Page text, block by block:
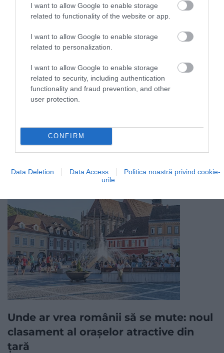
I want to allow Google to enable storage
related to functionality of the website or app.
I want to allow Google to enable storage
related to personalization.
I want to allow Google to enable storage
related to security, including authentication
functionality and fraud prevention, and other
user protection.
CONFIRM
Data Deletion Data Access
Politica noastră privind cookie-
urile
Foto: Pixabay
Urmărește canalele noastre de socializare
pentru a nu pierde conținutul nostru
actualizat constant: ne găsești pe
Instagram, YouTube și Facebook
ca Drive
Magazine Romania!
CITY BREAK ORADEA
citește și asta
Unde ar vrea românii să se mute: noul
clasament al orașelor atractive din
țară